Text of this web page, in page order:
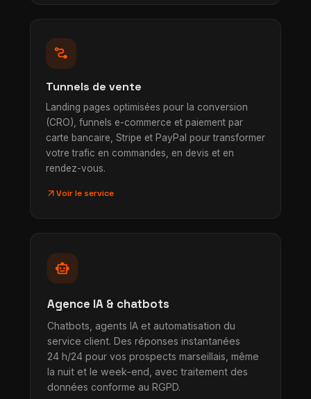
conversion_path
Tunnels de vente
Landing pages optimisées pour la conversion
(CRO), funnels e-commerce et paiement par
carte bancaire, Stripe et PayPal pour transformer
votre trafic en commandes, en devis et en
rendez-vous.
arrow_outwardVoir le service
smart_toy
Agence IA & chatbots
Chatbots, agents IA et automatisation du
service client. Des réponses instantanées
24 h/24 pour vos prospects marseillais, même
la nuit et le week-end, avec traitement des
données conforme au RGPD.